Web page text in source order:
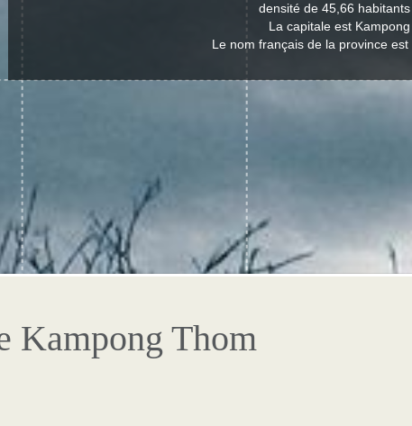
densité de 45,66 habitants
La capitale est Kampong
Le nom français de la province est
Kampong Thom